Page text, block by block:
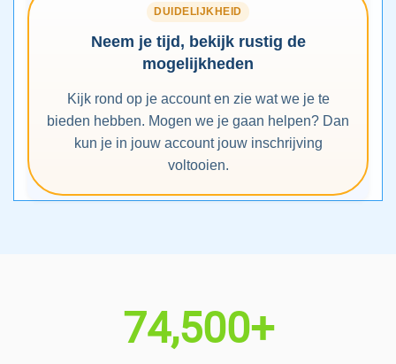
DUIDELIJKHEID
Neem je tijd, bekijk rustig de
mogelijkheden
Kijk rond op je account en zie wat we je te
bieden hebben. Mogen we je gaan helpen? Dan
kun je in jouw account jouw inschrijving
voltooien.
74,500+